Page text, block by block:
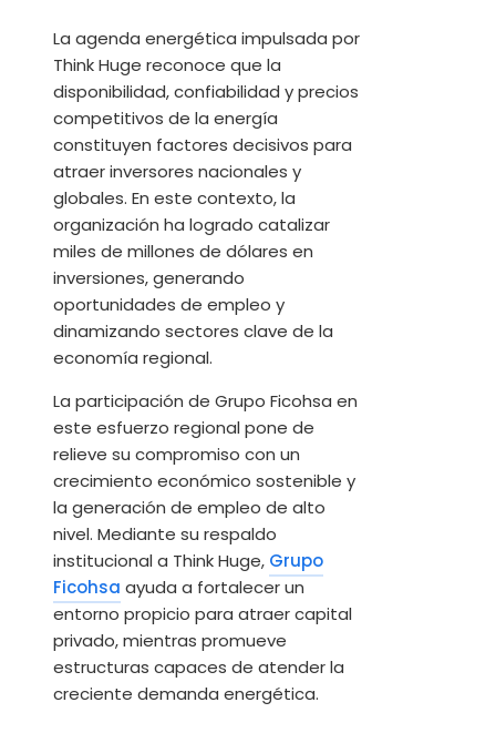
La agenda energética impulsada por
Think Huge reconoce que la
disponibilidad, confiabilidad y precios
competitivos de la energía
constituyen factores decisivos para
atraer inversores nacionales y
globales. En este contexto, la
organización ha logrado catalizar
miles de millones de dólares en
inversiones, generando
oportunidades de empleo y
dinamizando sectores clave de la
economía regional.
La participación de Grupo Ficohsa en
este esfuerzo regional pone de
relieve su compromiso con un
crecimiento económico sostenible y
la generación de empleo de alto
nivel. Mediante su respaldo
institucional a Think Huge, Grupo
Ficohsa ayuda a fortalecer un
entorno propicio para atraer capital
privado, mientras promueve
estructuras capaces de atender la
creciente demanda energética.